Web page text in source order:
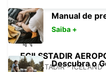
EGILSSTADIR
EGILSSTADIR - ICELAND
Manual de
Saiba +
Descubra o